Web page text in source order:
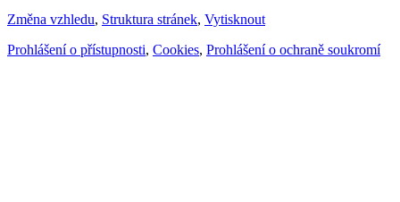
Změna vzhledu, Struktura stránek, Vytisknout
Prohlášení o přístupnosti, Cookies, Prohlášení o ochraně soukromí